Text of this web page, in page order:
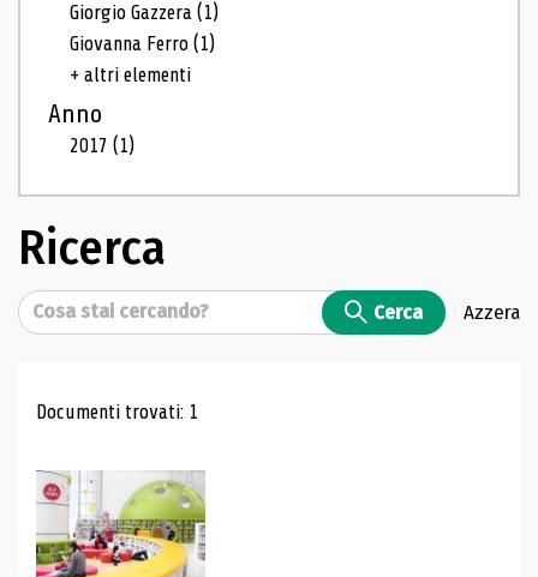
Giorgio Gazzera(1)
Giovanna Ferro(1)
+ altri elementi
Anno
2017(1)
Ricerca
Cerca Cerca Azzera
Risultati di ricerca
Documenti trovati: 1